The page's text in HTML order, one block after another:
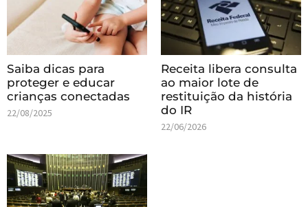
Saiba dicas para
proteger e educar
crianças conectadas
22/08/2025
Receita libera consulta
ao maior lote de
restituição da história
do IR
22/06/2026